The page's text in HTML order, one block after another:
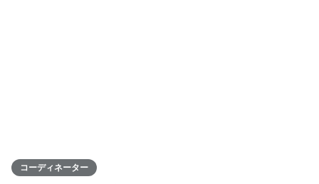
コーディネーター